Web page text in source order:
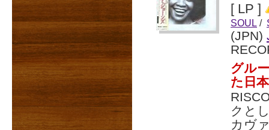
[ LP ]
SOUL /
(JPN)
グル
た日
クと
カヴ